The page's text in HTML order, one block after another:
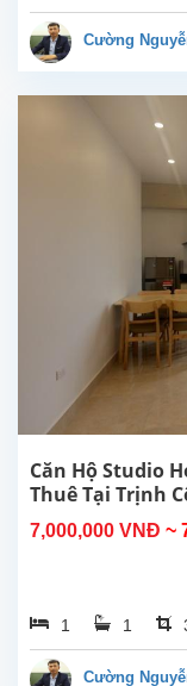
Cường
Căn Hộ Studio
Thuê Tại Trịnh
7,000,000 VNĐ ~
1 1
Cường